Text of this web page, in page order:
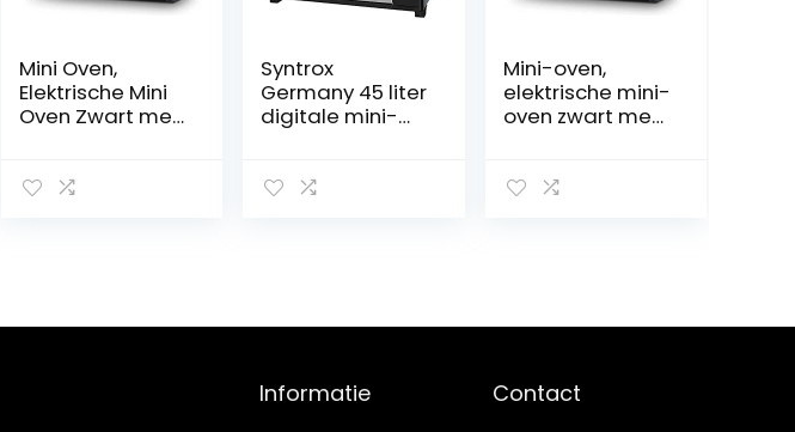
Mini Oven,
Elektrische Mini
Oven Zwart met
Huishoudelijke
Syntrox
Germany 45 liter
digitale mini-
en roterende
Mini-oven,
elektrische mini-
oven zwart met
Huishouden
Broodrooster
Informatie Contact